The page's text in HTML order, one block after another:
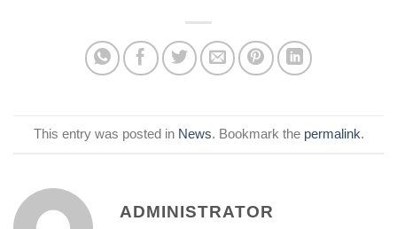
This entry was posted in News. Bookmark the permalink.
ADMINISTRATOR